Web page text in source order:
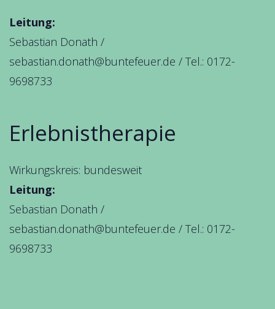
Leitung:
Sebastian Donath /
sebastian.donath@buntefeuer.de / Tel.: 0172-
9698733
Erlebnistherapie
Wirkungskreis: bundesweit
Leitung:
Sebastian Donath /
sebastian.donath@buntefeuer.de / Tel.: 0172-
9698733